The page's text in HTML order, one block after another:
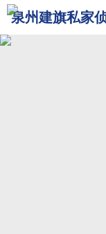
泉州建旗私家